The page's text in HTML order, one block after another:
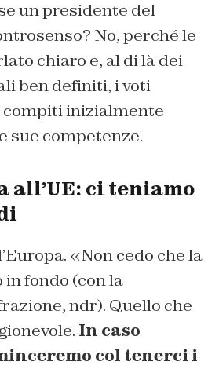
un presidente del
No, perché le
chiaro e, al di là dei
ben definiti, i voti
inizialmente
sue competenze.
all’UE: ci teniamo
«Non cedo che la
fondo (con la
ndr). Quello che
In caso
col tenerci i